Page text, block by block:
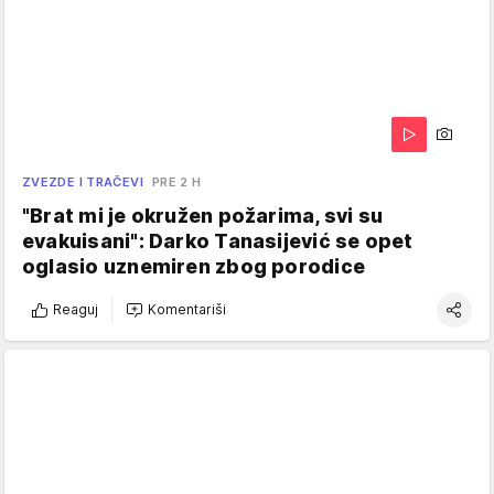
ZVEZDE I TRAČEVI PRE 2 H
"Brat mi je okružen požarima, svi su
evakuisani": Darko Tanasijević se opet
oglasio uznemiren zbog porodice
Reaguj Komentariši